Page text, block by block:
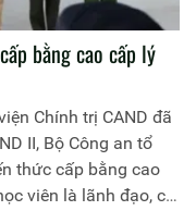
bằng cao cấp lý
Chính trị CAND đã
II, Bộ Công an tổ
thức cấp bằng cao
viên là lãnh đạo, chỉ